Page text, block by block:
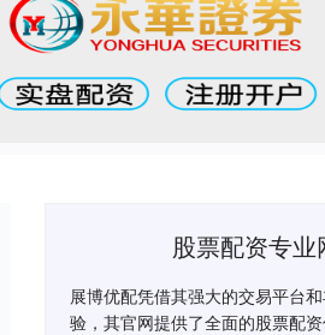
股票配资专业
展博优配凭借其强大的交易平台
验，其官网提供了全面的股票配